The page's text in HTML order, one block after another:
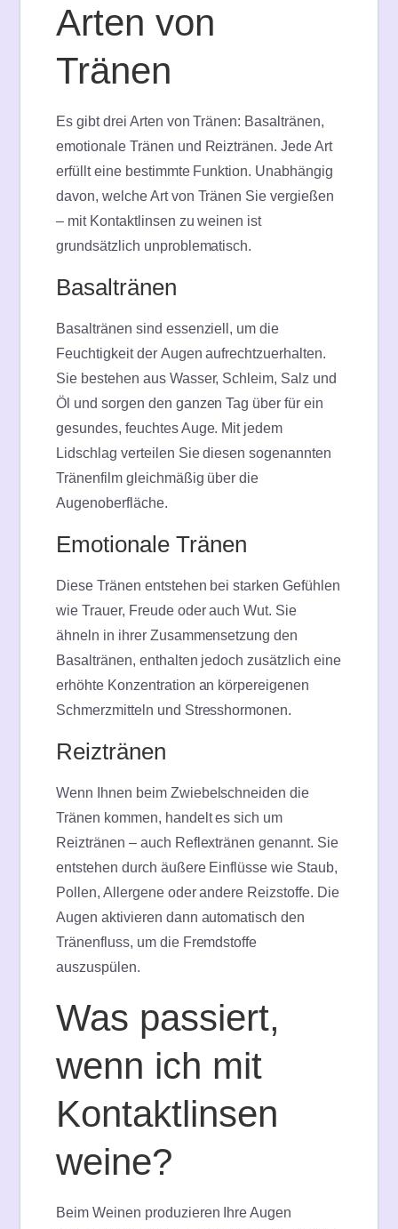
Arten von
Tränen
Es gibt drei Arten von Tränen: Basaltränen,
emotionale Tränen und Reiztränen. Jede Art
erfüllt eine bestimmte Funktion. Unabhängig
davon, welche Art von Tränen Sie vergießen
– mit Kontaktlinsen zu weinen ist
grundsätzlich unproblematisch.
Basaltränen
Basaltränen sind essenziell, um die
Feuchtigkeit der Augen aufrechtzuerhalten.
Sie bestehen aus Wasser, Schleim, Salz und
Öl und sorgen den ganzen Tag über für ein
gesundes, feuchtes Auge. Mit jedem
Lidschlag verteilen Sie diesen sogenannten
Tränenfilm gleichmäßig über die
Augenoberfläche.
Emotionale Tränen
Diese Tränen entstehen bei starken Gefühlen
wie Trauer, Freude oder auch Wut. Sie
ähneln in ihrer Zusammensetzung den
Basaltränen, enthalten jedoch zusätzlich eine
erhöhte Konzentration an körpereigenen
Schmerzmitteln und Stresshormonen.
Reiztränen
Wenn Ihnen beim Zwiebelschneiden die
Tränen kommen, handelt es sich um
Reiztränen – auch Reflextränen genannt. Sie
entstehen durch äußere Einflüsse wie Staub,
Pollen, Allergene oder andere Reizstoffe. Die
Augen aktivieren dann automatisch den
Tränenfluss, um die Fremdstoffe
auszuspülen.
Was passiert,
wenn ich mit
Kontaktlinsen
weine?
Beim Weinen produzieren Ihre Augen